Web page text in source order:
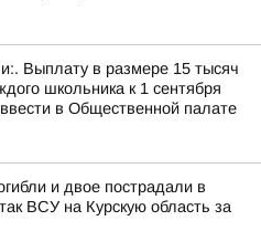
Выплату в размере 15 тысяч
школьника к 1 сентября
в Общественной палате
и двое пострадали в
ВСУ на Курскую область за